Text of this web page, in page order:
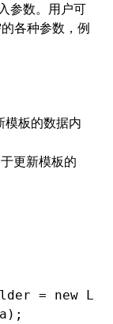
参数。用户可
各种参数，例
模板的数据内
于更新模板的
= new